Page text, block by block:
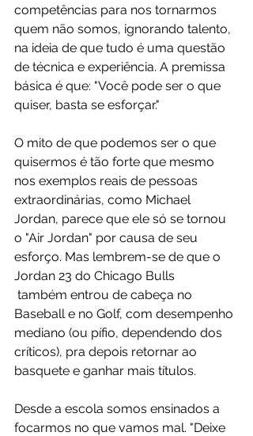
competências para nos tornarmos
quem não somos, ignorando talento,
na ideia de que tudo é uma questão
de técnica e experiência. A premissa
básica é que: "Você pode ser o que
quiser, basta se esforçar."
O mito de que podemos ser o que
quisermos é tão forte que mesmo
nos exemplos reais de pessoas
extraordinárias, como Michael
Jordan, parece que ele só se tornou
o "Air Jordan" por causa de seu
esforço. Mas lembrem-se de que o
Jordan 23 do Chicago Bulls
Baseball e no Golf, com desempenho
mediano (ou pífio, dependendo dos
críticos), pra depois retornar ao
basquete e ganhar mais títulos.
Desde a escola somos ensinados a
focarmos no que vamos mal. "Deixe